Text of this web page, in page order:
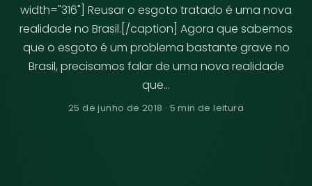
width="316"] Reusar o esgoto tratado é uma nova
realidade no Brasil.[/caption] Agora que sabemos
que o esgoto é um problema bastante grave no
Brasil, precisamos falar de uma nova realidade
que…
25 de junho de 2018 · 5 min de leitura